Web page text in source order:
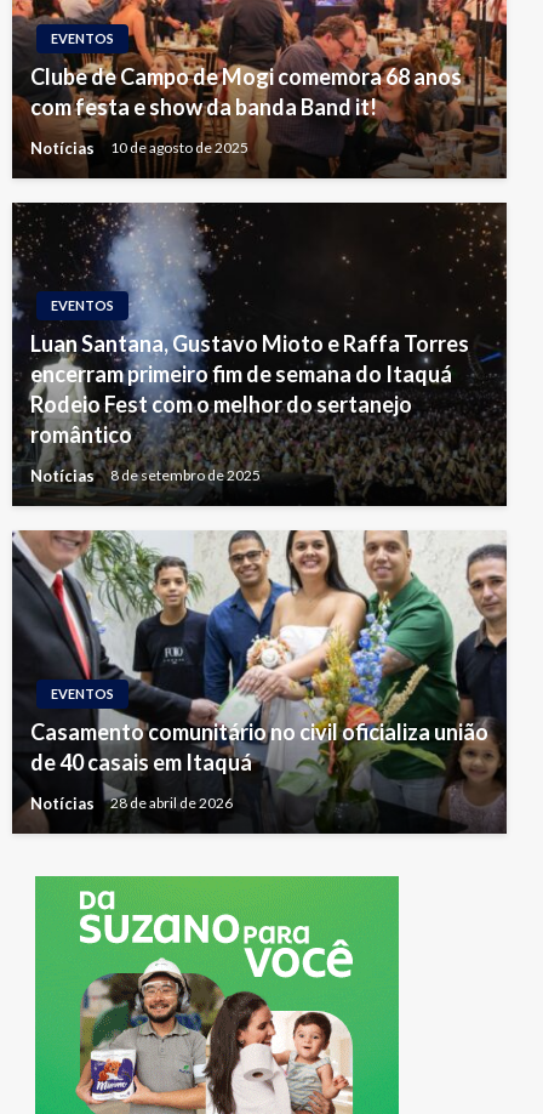
EVENTOS
Clube de Campo de Mogi comemora 68 anos
com festa e show da banda Band it!
Notícias 10 de agosto de 2025
EVENTOS
Luan Santana, Gustavo Mioto e Raffa Torres
encerram primeiro fim de semana do Itaquá
Rodeio Fest com o melhor do sertanejo
romântico
Notícias 8 de setembro de 2025
EVENTOS
Casamento comunitário no civil oficializa união
de 40 casais em Itaquá
Notícias 28 de abril de 2026